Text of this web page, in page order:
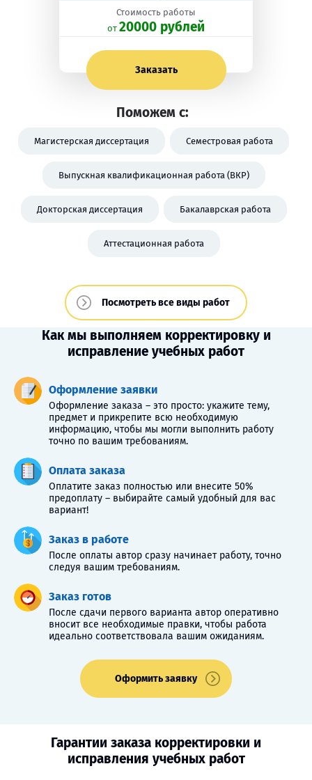
Стоимость работы
oт 20000 рублей
Заказать
Поможем с:
Магистерская диссертация Семестровая работа
Выпускная квалификационная работа (ВКР)
Докторская диссертация Бакалаврская работа
Аттестационная работа
Посмотреть все виды работ
Как мы выполняем корректировку и
исправление учебных работ
Оформление заявки
Оформление заказа – это просто: укажите тему,
предмет и прикрепите всю необходимую
информацию, чтобы мы могли выполнить работу
точно по вашим требованиям.
Оплата заказа
Оплатите заказ полностью или внесите 50%
предоплату – выбирайте самый удобный для вас
вариант!
Заказ в работе
После оплаты автор сразу начинает работу, точно
следуя вашим требованиям.
Заказ готов
После сдачи первого варианта автор оперативно
вносит все необходимые правки, чтобы работа
идеально соответствовала вашим ожиданиям.
Оформить заявку
Гарантии заказа корректировки и
исправления учебных работ